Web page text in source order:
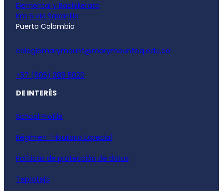
Elemental y Bachillerato
Km 5 vía Sabanilla
Puerto Colombia
colegiomarymount@marymountbq.edu.co
+57 (605) 388 5020
DE INTERÉS
School Profile
Régimen Tributario Especial
Políticas de protección de datos
Teprotejo